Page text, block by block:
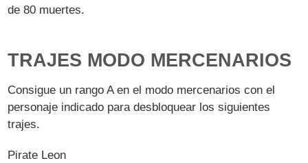
de 80 muertes.
TRAJES MODO MERCENARIOS
Consigue un rango A en el modo mercenarios con el
personaje indicado para desbloquear los siguientes
trajes.
Pirate Leon